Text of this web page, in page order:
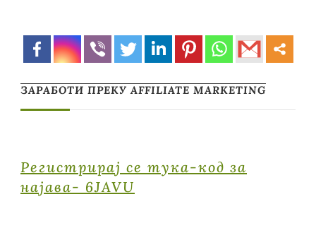
ЗАРАБОТИ ПРЕКУ AFFILIATE MARKETING
Регистрирај се тука-код за
најава- 6JAVU